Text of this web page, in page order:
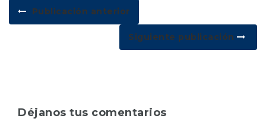
Publicación anterior
Siguiente publicación
Déjanos tus comentarios